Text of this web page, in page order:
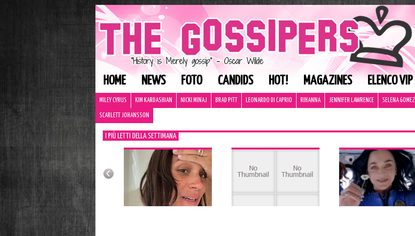
HOME NEWS FOTO CANDIDS HOT! MAGAZINES ELENCO VIP
MILEY CYRUS KIM KARDASHIAN NICKI MINAJ BRAD PITT LEONARDO DI CAPRIO RIHANNA JENNIFER LAWRENCE SELENA GOMEZ
SCARLETT JOHANSSON
I PIÙ LETTI DELLA SETTIMANA